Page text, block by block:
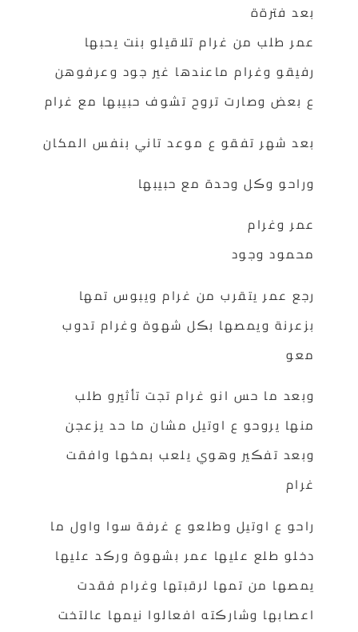
بعد فترةة
عمر طلب من غرام تلاقيلو بنت يحبها
رفيقو وغرام ماعندها غير جود وعرفوهن
ع بعض وصارت تروح تشوف حبيبها مع غرام
بعد شهر تفقو ع موعد تاني بنفس المكان
وراحو وڪل وحدة مع حبيبها
عمر وغرام
محمود وجود
رجع عمر يتقرب من غرام ويبوس تمها
بزعرنة ويمصها بڪل شهوة وغرام تدوب
وبعد ما حس انو غرام تجت تأثيرو طلب
منها يروحو ع اوتيل مشان ما حد يزعجن
وبعد تفڪير وهوي يلعب بمخها وافقت
راحو ع اوتيل وطلعو ع غرفة سوا واول ما
دخلو طلع عليها عمر بشهوة ورڪد عليها
يمصها من تمها لرقبتها وغرام فقدت
اعصابها وشارڪته افعالوا نيمها عالتخت